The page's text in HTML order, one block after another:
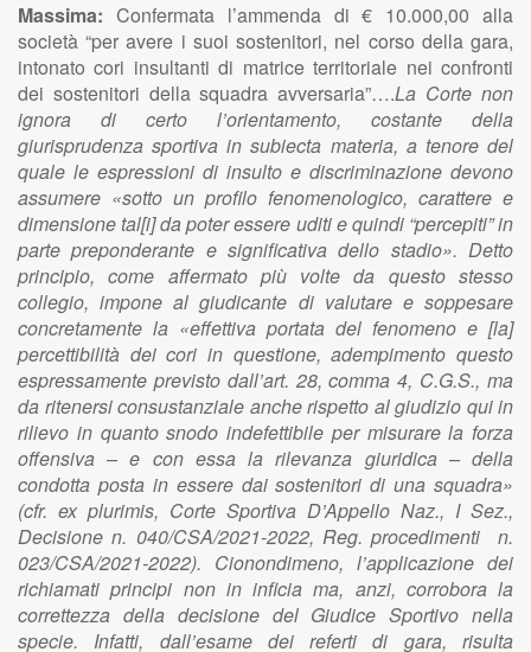
Massima: Confermata l’ammenda di € 10.000,00 alla
società “per avere i suoi sostenitori, nel corso della gara,
intonato cori insultanti di matrice territoriale nei confronti
dei sostenitori della squadra avversaria”….La Corte non
ignora di certo l’orientamento, costante della
giurisprudenza sportiva in subiecta materia, a tenore del
quale le espressioni di insulto e discriminazione devono
assumere «sotto un profilo fenomenologico, carattere e
dimensione tal[i] da poter essere uditi e quindi “percepiti” in
parte preponderante e significativa dello stadio». Detto
principio, come affermato più volte da questo stesso
collegio, impone al giudicante di valutare e soppesare
concretamente la «effettiva portata del fenomeno e [la]
percettibilità dei cori in questione, adempimento questo
espressamente previsto dall’art. 28, comma 4, C.G.S., ma
da ritenersi consustanziale anche rispetto al giudizio qui in
rilievo in quanto snodo indefettibile per misurare la forza
offensiva – e con essa la rilevanza giuridica – della
condotta posta in essere dai sostenitori di una squadra»
(cfr. ex plurimis, Corte Sportiva D’Appello Naz., I Sez.,
Decisione n. 040/CSA/2021-2022, Reg. procedimenti n.
023/CSA/2021-2022). Cionondimeno, l’applicazione dei
richiamati principi non in inficia ma, anzi, corrobora la
correttezza della decisione del Giudice Sportivo nella
specie. Infatti, dall’esame dei referti di gara, risulta